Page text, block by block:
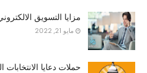
مزايا التسويق
مايو 21, 2022
حملات دعايا